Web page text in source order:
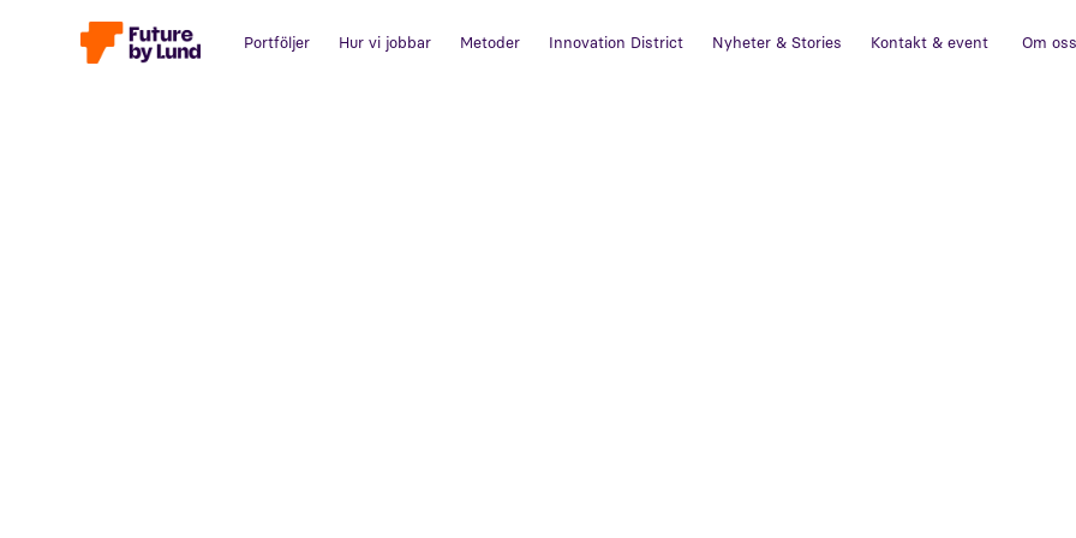
Portföljer Hur vi jobbar Metoder Innovation District Nyheter & Stories Kontakt & event Om